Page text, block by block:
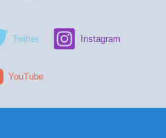
Twitter Instagram
YouTube